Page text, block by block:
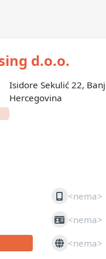
d.o.o.
Isidore Sekulić 22,
Hercegovina
Mobilni<nema>
JIB <nema>
Web <nema>